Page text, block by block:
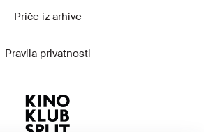
Priče iz arhive
Pravila privatnosti